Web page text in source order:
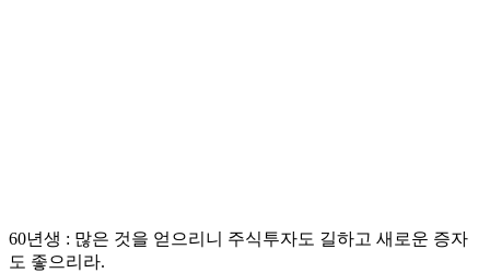
60년생 : 많은 것을 얻으리니 주식투자도 길하고 새로운 증자
도 좋으리라.